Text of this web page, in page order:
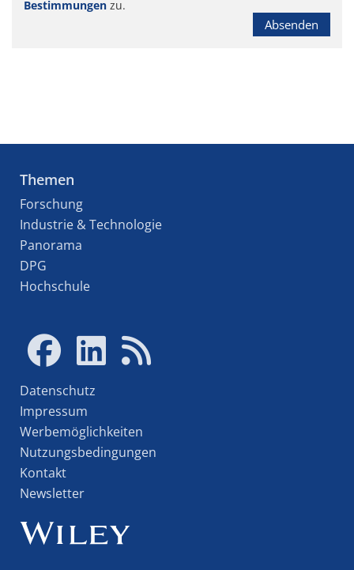
Bestimmungen zu.
Absenden
Themen
Forschung
Industrie & Technologie
Panorama
DPG
Hochschule
Datenschutz
Impressum
Werbemöglichkeiten
Nutzungsbedingungen
Kontakt
Newsletter